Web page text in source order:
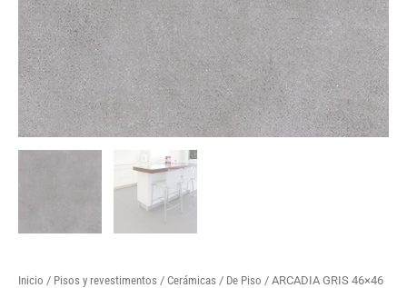
Inicio / Pisos y revestimentos / Cerámicas / De Piso / ARCADIA GRIS 46×46